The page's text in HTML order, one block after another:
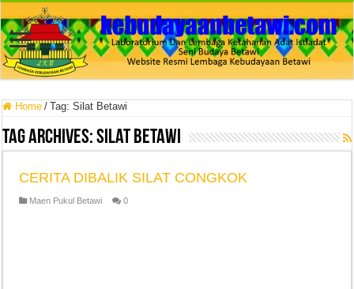
Home / Tag:Silat Betawi
Tag Archives:Silat Betawi
CERITA DIBALIK SILAT CONGKOK
Maen Pukul Betawi 0